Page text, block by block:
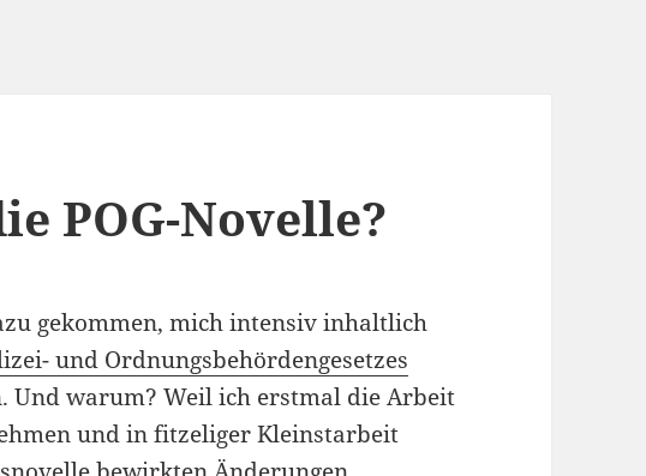
POG-Novelle?
gekommen, mich intensiv inhaltlich
und Ordnungsbehördengesetzes
Und warum? Weil ich erstmal die Arbeit
und in fitzeliger Kleinstarbeit